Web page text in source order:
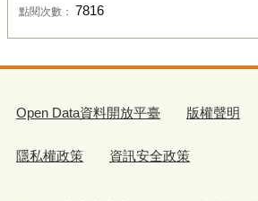
點閱次數： 7816
Open Data資料開放平臺 版權聲明
隱私權政策 資訊安全政策